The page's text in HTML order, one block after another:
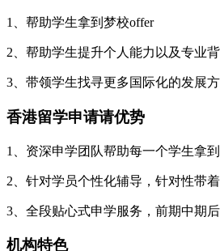
1、帮助学生拿到梦校offer
2、帮助学生提升个人能力以及专业
3、带领学生找寻更多国际化的发展
香港留学申请请优势
1、资深申学团队帮助每一个学生拿
2、针对学员个性化辅导，针对性带
3、全段贴心式申学服务，前期中期后
机构特色